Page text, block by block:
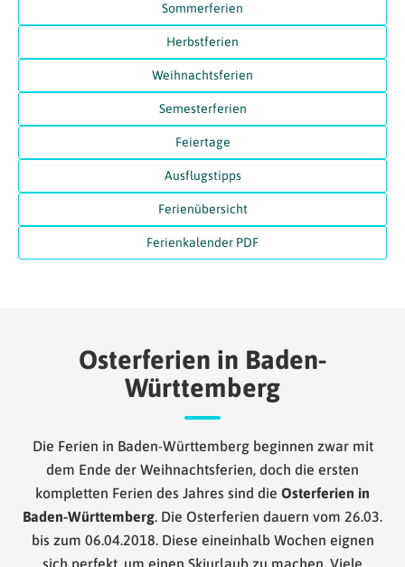
Sommerferien
Herbstferien
Weihnachtsferien
Semesterferien
Feiertage
Ausflugstipps
Ferienübersicht
Ferienkalender PDF
Osterferien in Baden-
Württemberg
Die Ferien in Baden-Württemberg beginnen zwar mit
dem Ende der Weihnachtsferien, doch die ersten
kompletten Ferien des Jahres sind die Osterferien in
Baden-Württemberg. Die Osterferien dauern vom 26.03.
bis zum 06.04.2018. Diese eineinhalb Wochen eignen
sich perfekt, um einen Skiurlaub zu machen. Viele